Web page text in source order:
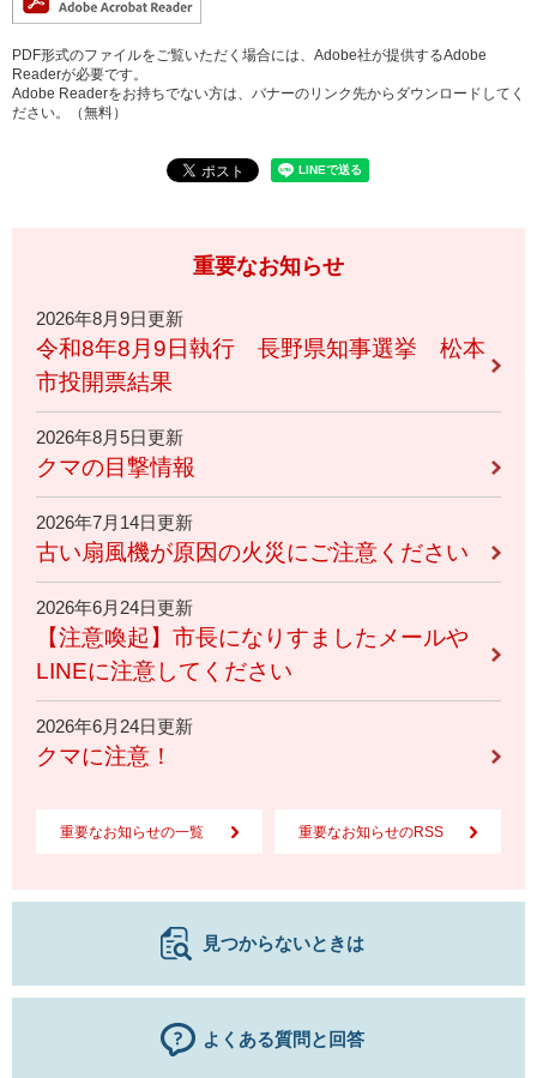
PDF形式のファイルをご覧いただく場合には、Adobe社が提供するAdobe
Readerが必要です。
Adobe Readerをお持ちでない方は、バナーのリンク先からダウンロードしてく
ださい。（無料）
重要なお知らせ
2026年8月9日更新
令和8年8月9日執行 長野県知事選挙 松本
市投開票結果
2026年8月5日更新
クマの目撃情報
2026年7月14日更新
古い扇風機が原因の火災にご注意ください
2026年6月24日更新
【注意喚起】市長になりすましたメールや
LINEに注意してください
2026年6月24日更新
クマに注意！
重要なお知らせの一覧 重要なお知らせのRSS
見つからないときは
よくある質問と回答